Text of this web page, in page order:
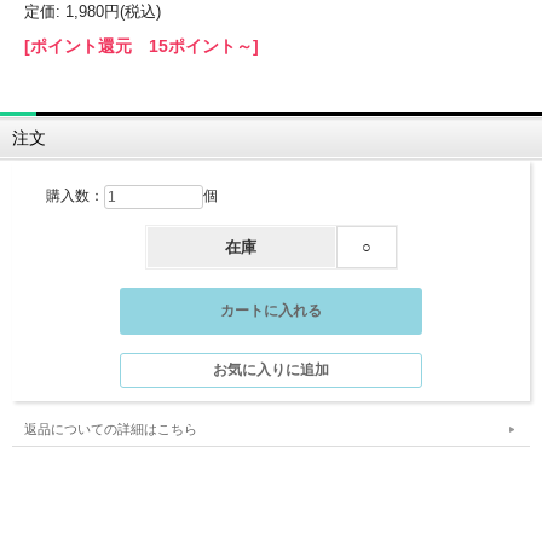
定価: 1,980円(税込)
[ポイント還元 15ポイント～]
注文
購入数： 個
在庫 ○
返品についての詳細はこちら